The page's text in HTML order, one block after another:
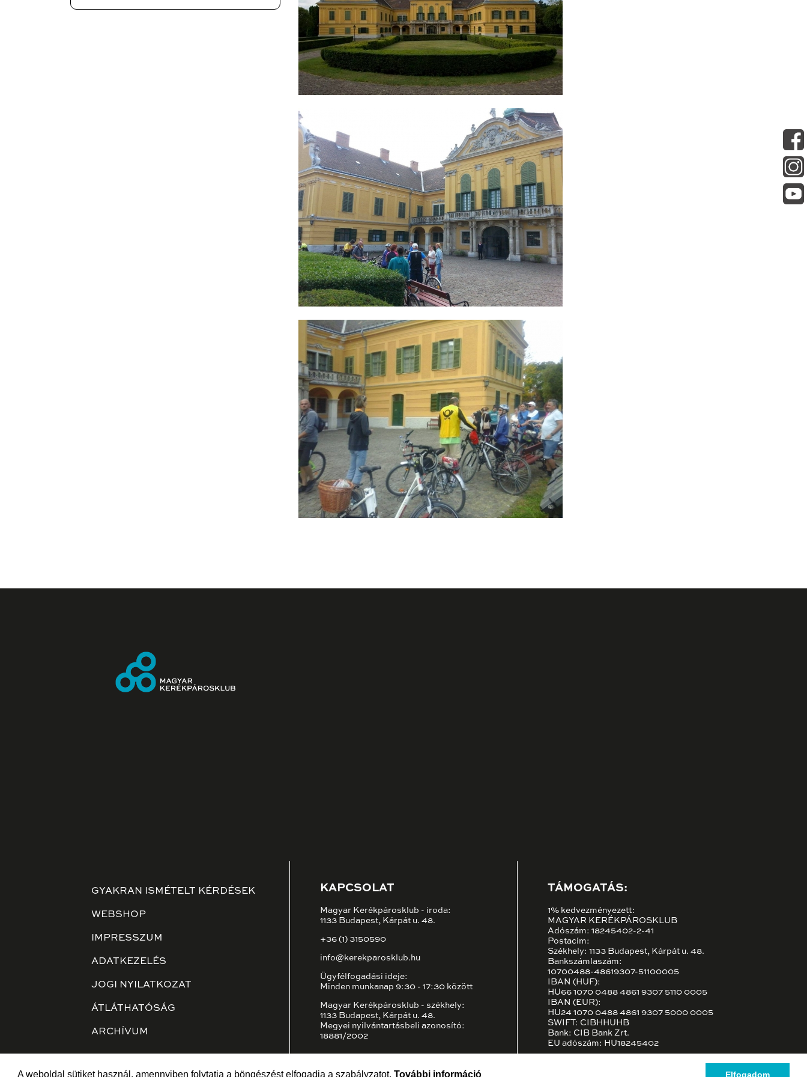
A weboldal sütiket használ, amennyiben folytatja a böngészést elfogadja a szabályzatot. További információ Elfogadom
GYAKRAN ISMÉTELT KÉRDÉSEK
WEBSHOP
IMPRESSZUM
ADATKEZELÉS
JOGI NYILATKOZAT
ÁTLÁTHATÓSÁG
ARCHÍVUM
KAPCSOLAT
Magyar Kerékpárosklub - iroda:
1133 Budapest, Kárpát u. 48.
+36 (1) 3150590
info@kerekparosklub.hu
Ügyfélfogadási ideje:
Minden munkanap 9:30 - 17:30 között
Magyar Kerékpárosklub - székhely:
1133 Budapest, Kárpát u. 48.
Megyei nyilvántartásbeli azonosító:
18881/2002
TÁMOGATÁS:
1% kedvezményezett:
MAGYAR KERÉKPÁROSKLUB
Adószám: 18245402-2-41
Postacím:
Székhely: 1133 Budapest, Kárpát u. 48.
Bankszámlaszám:
10700488-48619307-51100005
IBAN (HUF):
HU66 1070 0488 4861 9307 5110 0005
IBAN (EUR):
HU24 1070 0488 4861 9307 5000 0005
SWIFT: CIBHHUHB
Bank: CIB Bank Zrt.
EU adószám: HU18245402